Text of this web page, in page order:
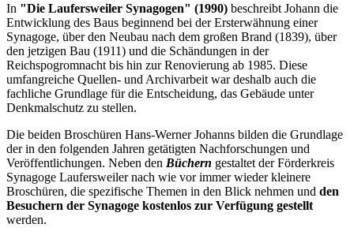
In "Die Laufersweiler Synagogen" (1990) beschreibt Johann die
Entwicklung des Baus beginnend bei der Ersterwähnung einer
Synagoge, über den Neubau nach dem großen Brand (1839), über
den jetzigen Bau (1911) und die Schändungen in der
Reichspogromnacht bis hin zur Renovierung ab 1985. Diese
umfangreiche Quellen- und Archivarbeit war deshalb auch die
fachliche Grundlage für die Entscheidung, das Gebäude unter
Denkmalschutz zu stellen.
Die beiden Broschüren Hans-Werner Johanns bilden die Grundlage
der in den folgenden Jahren getätigten Nachforschungen und
Veröffentlichungen. Neben den Büchern gestaltet der Förderkreis
Synagoge Laufersweiler nach wie vor immer wieder kleinere
Broschüren, die spezifische Themen in den Blick nehmen und den
Besuchern der Synagoge kostenlos zur Verfügung gestellt
werden.